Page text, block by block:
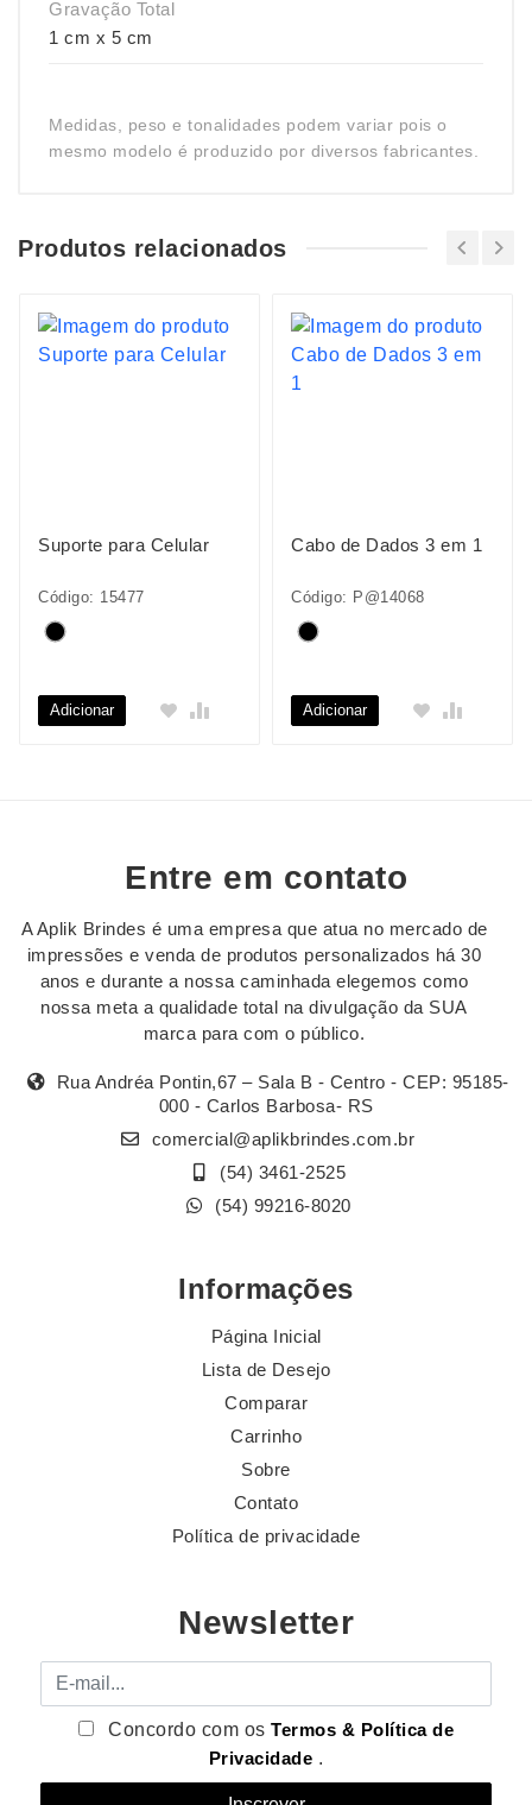
Gravação Total
1 cm x 5 cm
Medidas, peso e tonalidades podem variar pois o
mesmo modelo é produzido por diversos fabricantes.
Produtos relacionados
Suporte para Celular
Código: 15477
Adicionar
Cabo de Dados 3 em 1
Código: P@14068
Adicionar
Entre em contato
A Aplik Brindes é uma empresa que atua no mercado de
impressões e venda de produtos personalizados há 30
anos e durante a nossa caminhada elegemos como
nossa meta a qualidade total na divulgação da SUA
marca para com o público.
Rua Andréa Pontin,67 – Sala B - Centro - CEP: 95185-
000 - Carlos Barbosa- RS
comercial@aplikbrindes.com.br
(54) 3461-2525
(54) 99216-8020
Informações
Página Inicial
Lista de Desejo
Comparar
Carrinho
Sobre
Contato
Política de privacidade
Newsletter
E-mail
Concordo com osTermos & Política de
Privacidade .